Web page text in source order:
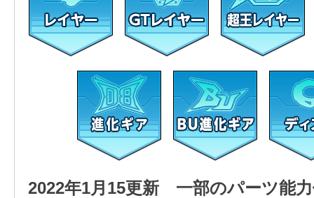
2022年1月15更新 一部のパーツ能